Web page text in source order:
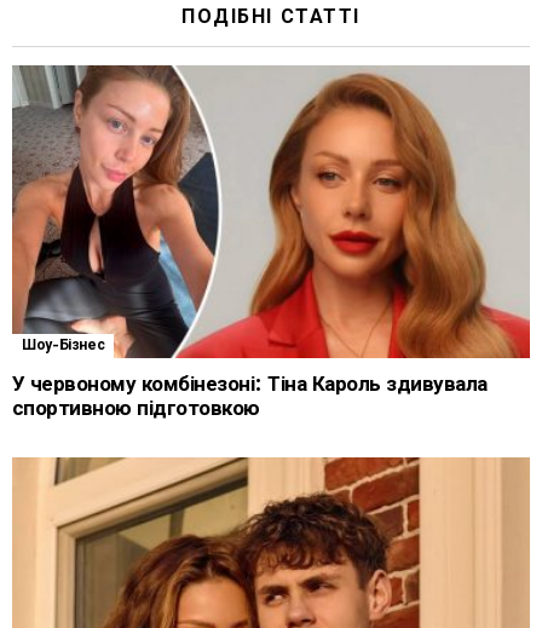
ПОДІБНІ СТАТТІ
Шоу-Бізнес
У червоному комбінезоні: Тіна Кароль здивувала
спортивною підготовкою